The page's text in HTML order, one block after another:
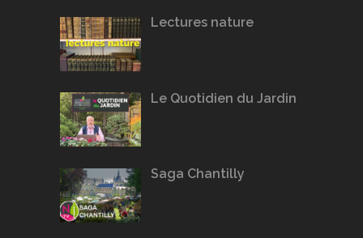
Lectures nature
Le Quotidien du Jardin
Saga Chantilly